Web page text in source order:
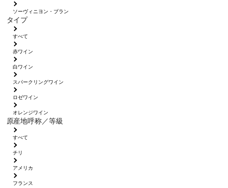
ソーヴィニヨン・ブラン
タイプ
すべて
赤ワイン
白ワイン
スパークリングワイン
ロゼワイン
オレンジワイン
原産地呼称／等級
すべて
チリ
アメリカ
フランス